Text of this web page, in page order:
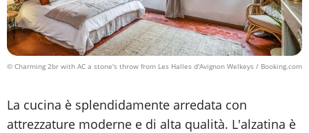
© Charming 2br with AC a stone's throw from Les Halles d'Avignon Welkeys / Booking.com
La cucina è splendidamente arredata con
attrezzature moderne e di alta qualità. L'alzatina è